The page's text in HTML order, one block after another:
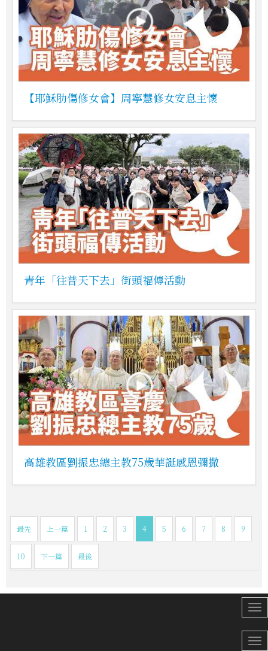
【耶穌肋傷修女會】周寧慧修女安息主懷
青年「往普天下去」街頭福傳活動
高雄教區劉振忠總主教75歲華誕感恩彌撒
最先 上一篇 1 2 3 4 5 6 7 8 9
10 下一篇 最後